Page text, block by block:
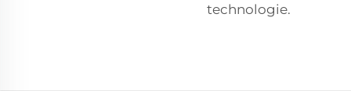
technologie.